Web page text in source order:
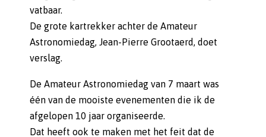
vatbaar.
De grote kartrekker achter de Amateur
Astronomiedag, Jean-Pierre Grootaerd, doet
verslag.
De Amateur Astronomiedag van 7 maart was
één van de mooiste evenementen die ik de
afgelopen 10 jaar organiseerde.
Dat heeft ook te maken met het feit dat de